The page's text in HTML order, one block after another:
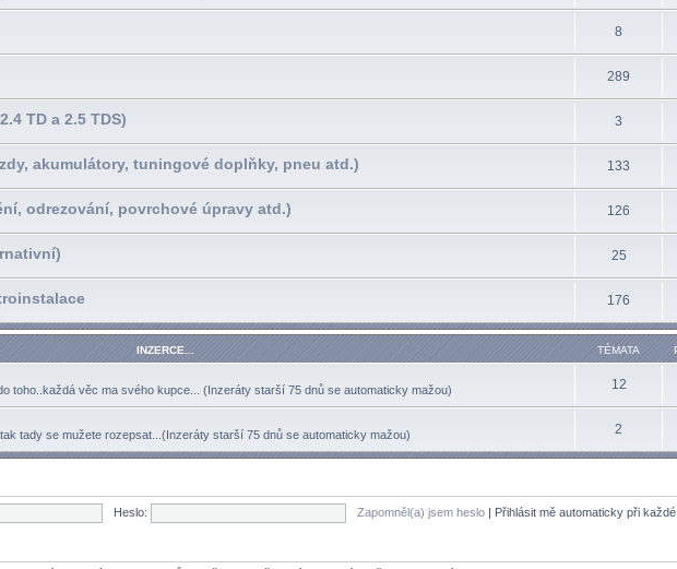
8
289
TD a 2.5 TDS) 3
akumulátory, tuningové doplňky, pneu atd.) 133
odrezování, povrchové úpravy atd.) 126
25
176
INZERCE... TÉMATA
toho..každá věc ma svého kupce... (Inzeráty starší 75 dnů se automaticky mažou) 12
tady se mužete rozepsat...(Inzeráty starší 75 dnů se automaticky mažou) 2
Heslo: Zapomněl(a) jsem heslo | Přihlásit mě automaticky při